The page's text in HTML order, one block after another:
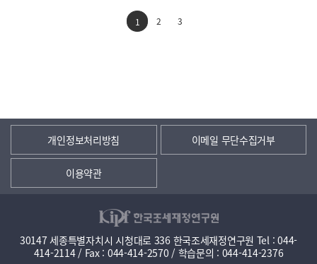
1 2 3
개인정보처리방침 이메일 무단수집거부
이용약관
30147 세종특별자치시 시청대로 336 한국조세재정연구원 Tel : 044-
414-2114 / Fax : 044-414-2570 / 학습문의 : 044-414-2376